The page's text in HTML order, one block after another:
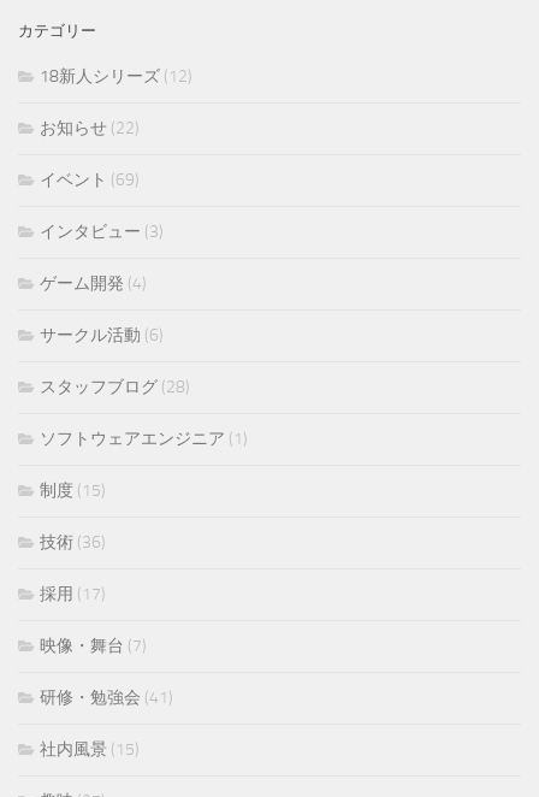
カテゴリー
18新人シリーズ (12)
お知らせ (22)
イベント (69)
インタビュー (3)
ゲーム開発 (4)
サークル活動 (6)
スタッフブログ (28)
ソフトウェアエンジニア (1)
制度 (15)
技術 (36)
採用 (17)
映像・舞台 (7)
研修・勉強会 (41)
社内風景 (15)